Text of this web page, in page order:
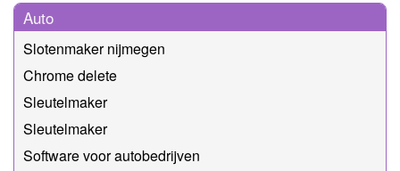
Auto
Slotenmaker nijmegen
Chrome delete
Sleutelmaker
Sleutelmaker
Software voor autobedrijven